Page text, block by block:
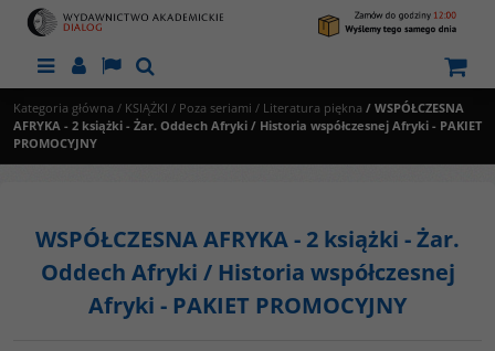
MenuPanelLangSzukaj
Kategoria główna / KSIĄŻKI / Poza seriami / Literatura piękna / WSPÓŁCZESNA
AFRYKA - 2 książki - Żar. Oddech Afryki / Historia współczesnej Afryki - PAKIET
PROMOCYJNY
WSPÓŁCZESNA AFRYKA - 2 książki - Żar.
Oddech Afryki / Historia współczesnej
Afryki - PAKIET PROMOCYJNY